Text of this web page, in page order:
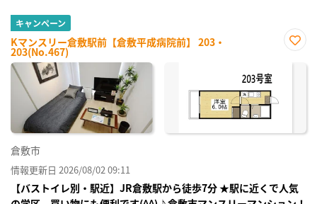
キャンペーン
Kマンスリー倉敷駅前【倉敷平成病院前】 203・
203(No.467)
に入
倉敷市
情報更新日 2026/08/02 09:11
【バストイレ別・駅近】JR倉敷駅から徒歩7分 ★駅に近くで人気